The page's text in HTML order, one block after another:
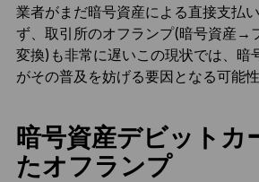
業者がまだ暗号資産による直接支払
ず、取引所のオフランプ(暗号資産→
変換)も非常に遅いこの現状では、暗
がその普及を妨げる要因となる可能性
暗号資産デビットカ
たオフランプ